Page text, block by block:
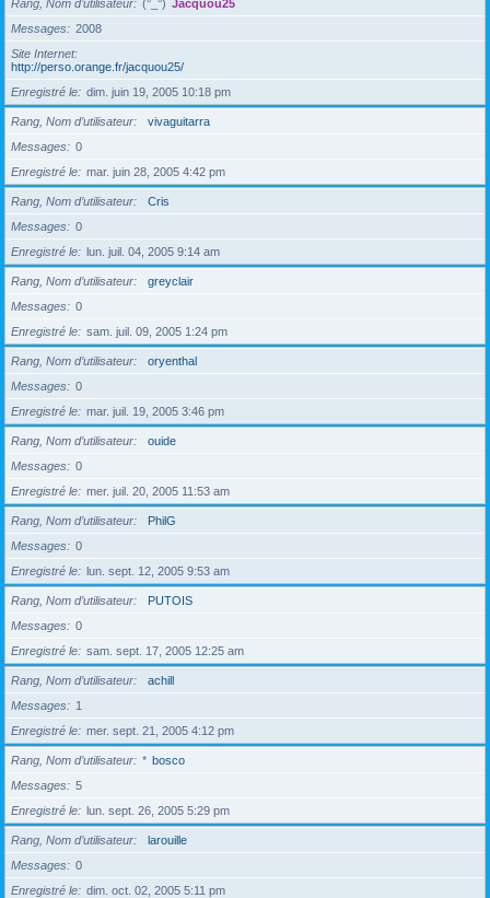
Rang, Nom d’utilisateur (°_°) Jacquou25
Messages
2008
Site Internet
http://perso.orange.fr/jacquou25/
Enregistré le
dim. juin 19, 2005 10:18 pm
Rang, Nom d’utilisateur
vivaguitarra
Messages
0
Enregistré le
mar. juin 28, 2005 4:42 pm
Rang, Nom d’utilisateur
Cris
Messages
0
Enregistré le
lun. juil. 04, 2005 9:14 am
Rang, Nom d’utilisateur
greyclair
Messages
0
Enregistré le
sam. juil. 09, 2005 1:24 pm
Rang, Nom d’utilisateur
oryenthal
Messages
0
Enregistré le
mar. juil. 19, 2005 3:46 pm
Rang, Nom d’utilisateur
ouide
Messages
0
Enregistré le
mer. juil. 20, 2005 11:53 am
Rang, Nom d’utilisateur
PhilG
Messages
0
Enregistré le
lun. sept. 12, 2005 9:53 am
Rang, Nom d’utilisateur
PUTOIS
Messages
0
Enregistré le
sam. sept. 17, 2005 12:25 am
Rang, Nom d’utilisateur
achill
Messages
1
Enregistré le
mer. sept. 21, 2005 4:12 pm
Rang, Nom d’utilisateur * bosco
Messages
5
Enregistré le
lun. sept. 26, 2005 5:29 pm
Rang, Nom d’utilisateur
larouille
Messages
0
Enregistré le
dim. oct. 02, 2005 5:11 pm